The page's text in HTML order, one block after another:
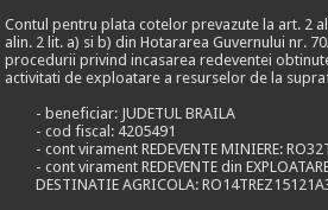
Contul pentru plata cotelor prevazute la art. 2
alin. 2 lit. a) si b) din Hotararea Guvernului nr.
procedurii privind incasarea redeventei
activitati de exploatare a resurselor de la
- beneficiar: JUDETUL BRAILA
- cod fiscal: 4205491
- cont virament REDEVENTE MINIERE:
- cont virament REDEVENTE din
DESTINATIE AGRICOLA: